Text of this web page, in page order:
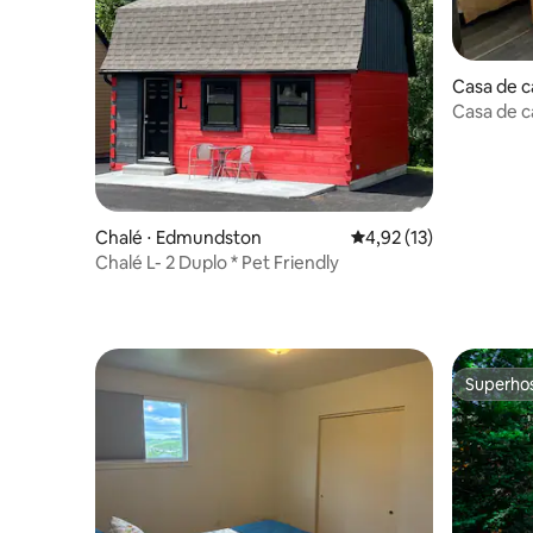
Chalé ⋅ Edmundston 4,92 de uma avaliação
4,92 (13)
Chalé L- 2 Duplo * Pet Friendly
Casa de
de Kent
Casa de